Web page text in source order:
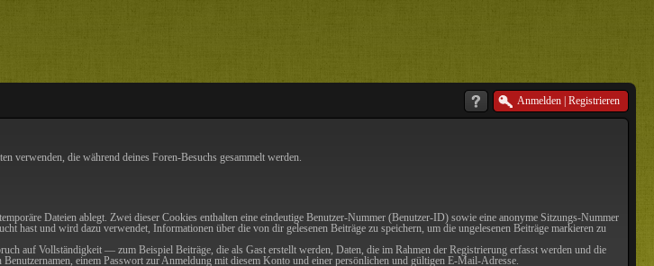
Anmelden Registrieren
verwenden, die während deines Foren-Besuchs gesammelt werden.
Dateien ablegt. Zwei dieser Cookies enthalten eine eindeutige Benutzer-Nummer (Benutzer-ID) sowie eine anonyme Sitzungs-Nummer
und wird dazu verwendet, Informationen über die von dir gelesenen Beiträge zu speichern, um die ungelesenen Beiträge markieren zu
auf Vollständigkeit — zum Beispiel Beiträge, die als Gast erstellt werden, Daten, die im Rahmen der Registrierung erfasst werden und die
einem Passwort zur Anmeldung mit diesem Konto und einer persönlichen und gültigen E-Mail-Adresse.